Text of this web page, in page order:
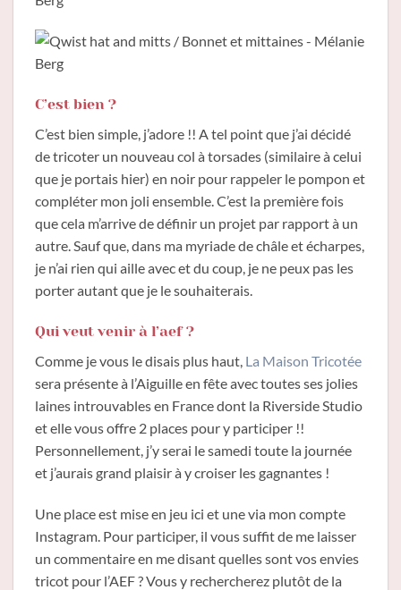
C’est bien ?
C’est bien simple, j’adore !! A tel point que j’ai décidé
de tricoter un nouveau col à torsades (similaire à celui
que je portais hier) en noir pour rappeler le pompon et
compléter mon joli ensemble. C’est la première fois
que cela m’arrive de définir un projet par rapport à un
autre. Sauf que, dans ma myriade de châle et écharpes,
je n’ai rien qui aille avec et du coup, je ne peux pas les
porter autant que je le souhaiterais.
Qui veut venir à l’aef ?
Comme je vous le disais plus haut, La Maison Tricotée
sera présente à l’Aiguille en fête avec toutes ses jolies
laines introuvables en France dont la Riverside Studio
et elle vous offre 2 places pour y participer !!
Personnellement, j’y serai le samedi toute la journée
et j’aurais grand plaisir à y croiser les gagnantes !
Une place est mise en jeu ici et une via mon compte
Instagram. Pour participer, il vous suffit de me laisser
un commentaire en me disant quelles sont vos envies
tricot pour l’AEF ? Vous y rechercherez plutôt de la